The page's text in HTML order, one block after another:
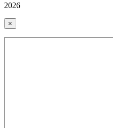
2026
×